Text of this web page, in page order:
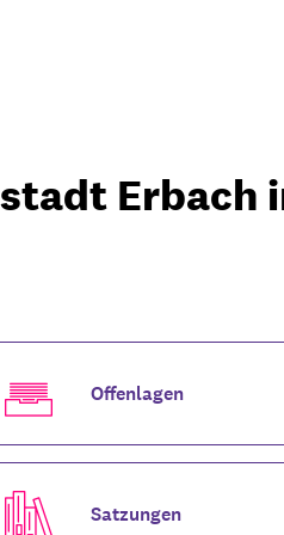
Erbach
Offenlagen
Satzungen